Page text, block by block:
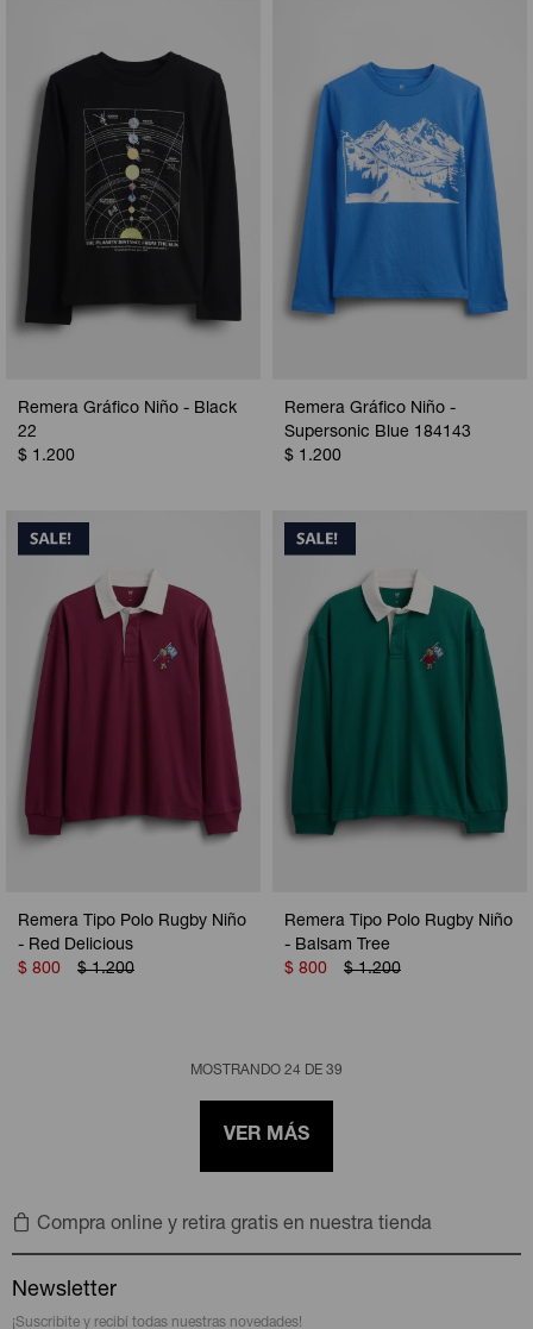
Remera Gráfico Niño - Black
22
$ 1.200
Remera Gráfico Niño -
Supersonic Blue 184143
$ 1.200
Remera Tipo Polo Rugby Niño
- Red Delicious
$ 800 $ 1.200
Remera Tipo Polo Rugby Niño
- Balsam Tree
$ 800 $ 1.200
MOSTRANDO 24 DE 39
VER MÁS
Compra online y retira gratis en nuestra tienda
Newsletter
¡Suscribite y recibí todas nuestras novedades!